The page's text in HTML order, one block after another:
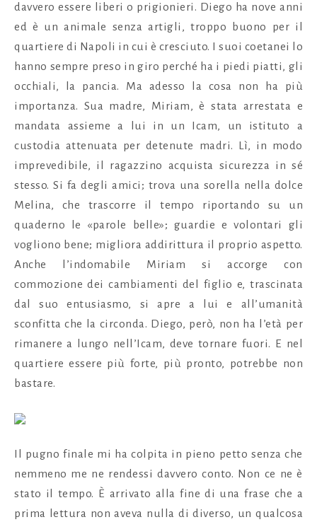
davvero essere liberi o prigionieri. Diego ha nove anni
ed è un animale senza artigli, troppo buono per il
quartiere di Napoli in cui è cresciuto. I suoi coetanei lo
hanno sempre preso in giro perché ha i piedi piatti, gli
occhiali, la pancia. Ma adesso la cosa non ha più
importanza. Sua madre, Miriam, è stata arrestata e
mandata assieme a lui in un Icam, un istituto a
custodia attenuata per detenute madri. Lì, in modo
imprevedibile, il ragazzino acquista sicurezza in sé
stesso. Si fa degli amici; trova una sorella nella dolce
Melina, che trascorre il tempo riportando su un
quaderno le «parole belle»; guardie e volontari gli
vogliono bene; migliora addirittura il proprio aspetto.
Anche l’indomabile Miriam si accorge con
commozione dei cambiamenti del figlio e, trascinata
dal suo entusiasmo, si apre a lui e all’umanità
sconfitta che la circonda. Diego, però, non ha l’età per
rimanere a lungo nell’Icam, deve tornare fuori. E nel
quartiere essere più forte, più pronto, potrebbe non
bastare.
Il pugno finale mi ha colpita in pieno petto senza che
nemmeno me ne rendessi davvero conto. Non ce ne è
stato il tempo. È arrivato alla fine di una frase che a
prima lettura non aveva nulla di diverso, un qualcosa